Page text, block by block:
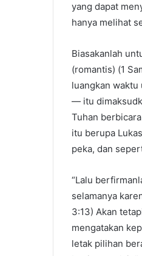
yang dapat
hanya melihat
Biasakanlah
(romantis) (1
luangkan
— itu
Tuhan
itu berupa
peka, dan
“Lalu
selamanya
3:13) Akan
mengatakan
letak pilihan